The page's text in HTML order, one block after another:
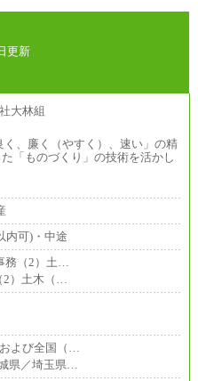
更新
、廉く（やすく）、速い」の精
「ものづくり」の技術を活かし
内可)・中途
務（2）土…
2）土木（…
よび全国（…
県／埼玉県…